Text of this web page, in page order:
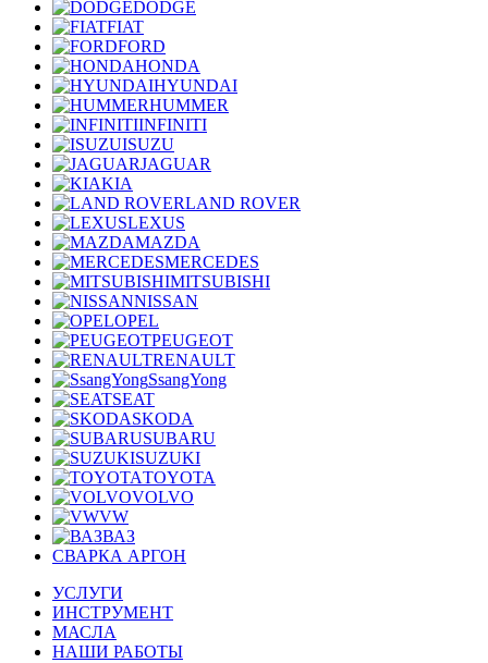
DODGE
FIAT
FORD
HONDA
HYUNDAI
HUMMER
INFINITI
ISUZU
JAGUAR
KIA
LAND ROVER
LEXUS
MAZDA
MERCEDES
MITSUBISHI
NISSAN
OPEL
PEUGEOT
RENAULT
SsangYong
SEAT
SKODA
SUBARU
SUZUKI
TOYOTA
VOLVO
VW
ВАЗ
СВАРКА АРГОН
УСЛУГИ
ИНСТРУМЕНТ
МАСЛА
НАШИ РАБОТЫ